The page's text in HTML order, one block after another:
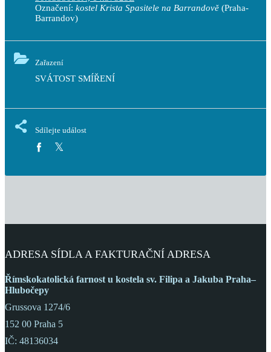
Označení: kostel Krista Spasitele na Barrandově (Praha-
Barrandov)
Zařazení
SVÁTOST SMÍŘENÍ
Sdílejte událost
ADRESA SÍDLA A FAKTURAČNÍ ADRESA
Římskokatolická farnost u kostela sv. Filipa a Jakuba Praha–
Hlubočepy
Grussova 1274/6
152 00 Praha 5
IČ: 48136034